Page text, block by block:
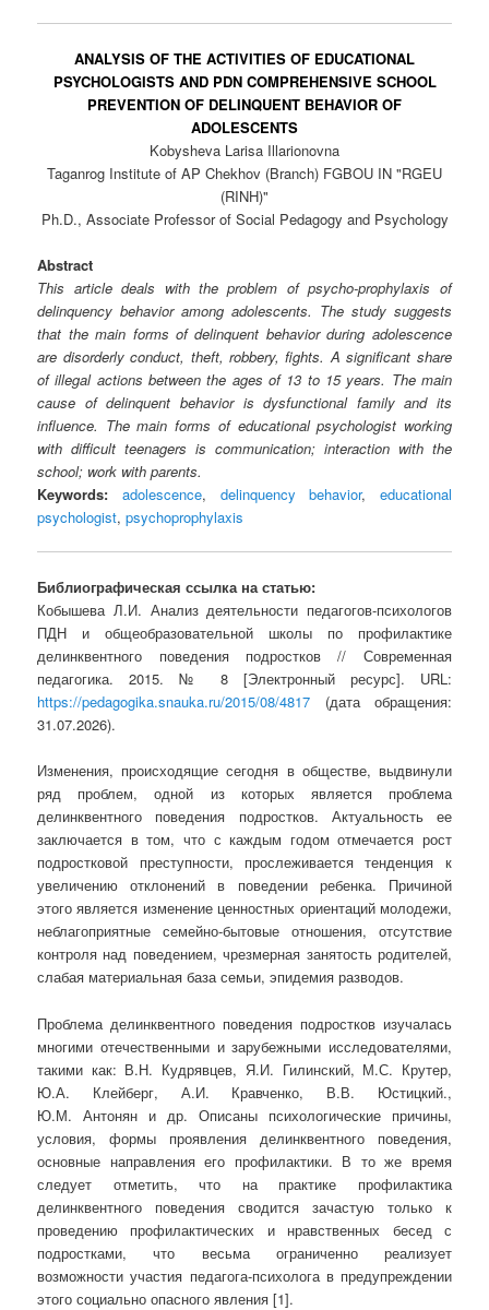
ANALYSIS OF THE ACTIVITIES OF EDUCATIONAL
PSYCHOLOGISTS AND PDN COMPREHENSIVE SCHOOL
PREVENTION OF DELINQUENT BEHAVIOR OF
ADOLESCENTS
Kobysheva Larisa Illarionovna
Taganrog Institute of AP Chekhov (Branch) FGBOU IN "RGEU
(RINH)"
Ph.D., Associate Professor of Social Pedagogy and Psychology
Abstract
This article deals with the problem of psycho-prophylaxis of
delinquency behavior among adolescents. The study suggests
that the main forms of delinquent behavior during adolescence
are disorderly conduct, theft, robbery, fights. A significant share
of illegal actions between the ages of 13 to 15 years. The main
cause of delinquent behavior is dysfunctional family and its
influence. The main forms of educational psychologist working
with difficult teenagers is communication; interaction with the
school; work with parents.
Keywords:
adolescence, delinquency behavior, educational
psychologist,psychoprophylaxis
Библиографическая ссылка на статью:
Кобышева Л.И. Анализ деятельности педагогов-психологов
ПДН и общеобразовательной школы по профилактике
делинквентного поведения подростков // Современная
педагогика. 2015. № 8 [Электронный ресурс]. URL:
https://pedagogika.snauka.ru/2015/08/4817 (дата обращения:
31.07.2026).
Изменения, происходящие сегодня в обществе, выдвинули
ряд проблем, одной из которых является проблема
делинквентного поведения подростков. Актуальность ее
заключается в том, что с каждым годом отмечается рост
подростковой преступности, прослеживается тенденция к
увеличению отклонений в поведении ребенка. Причиной
этого является изменение ценностных ориентаций молодежи,
неблагоприятные семейно-бытовые отношения, отсутствие
контроля над поведением, чрезмерная занятость родителей,
слабая материальная база семьи, эпидемия разводов.
Проблема делинквентного поведения подростков изучалась
многими отечественными и зарубежными исследователями,
такими как: В.Н. Кудрявцев, Я.И. Гилинский, М.С. Крутер,
Ю.А. Клейберг, А.И. Кравченко, В.В. Юстицкий.,
Ю.М. Антонян и др. Описаны психологические причины,
условия, формы проявления делинквентного поведения,
основные направления его профилактики. В то же время
следует отметить, что на практике профилактика
делинквентного поведения сводится зачастую только к
проведению профилактических и нравственных бесед с
подростками, что весьма ограниченно реализует
возможности участия педагога-психолога в предупреждении
этого социально опасного явления [1].